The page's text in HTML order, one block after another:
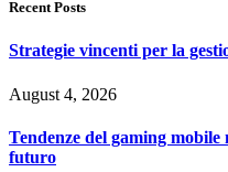
Recent Posts
Strategie vincenti per la
August 4, 2026
Tendenze del gaming mobile
futuro